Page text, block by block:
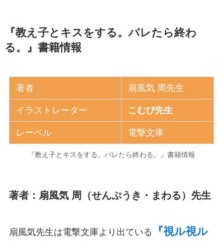
『教え子とキスをする。バレたら終わ
る。』書籍情報
著者 扇風気 周先生
イラストレーター こむぴ先生
レーベル 電撃文庫
『教え子とキスをする。バレたら終わる。』書籍情報
著者：扇風気 周（せんぷうき・まわる）先生
扇風気先生は電撃文庫より出ている
『視ル視ル